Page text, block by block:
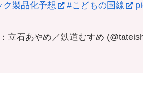
ク製品化予想 #こどもの国線
立石あやめ／鉄道むすめ